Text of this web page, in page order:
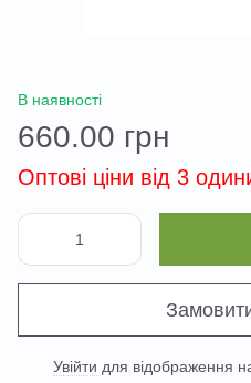
В наявності
660.00 грн
Оптові ціни від 3
Увійти для відображення